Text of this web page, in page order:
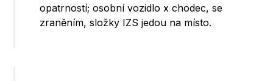
opatrností; osobní vozidlo x chodec, se
zraněním, složky IZS jedou na místo.